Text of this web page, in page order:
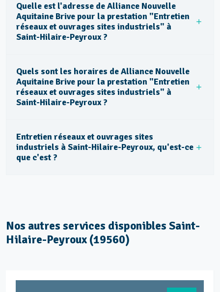
Quelle est l'adresse de Alliance Nouvelle
Aquitaine Brive pour la prestation "Entretien
réseaux et ouvrages sites industriels" à
Saint-Hilaire-Peyroux ?
Quels sont les horaires de Alliance Nouvelle
Aquitaine Brive pour la prestation "Entretien
réseaux et ouvrages sites industriels" à
Saint-Hilaire-Peyroux ?
Entretien réseaux et ouvrages sites
industriels à Saint-Hilaire-Peyroux, qu'est-ce
que c'est ?
Nos autres services disponibles Saint-
Hilaire-Peyroux (19560)